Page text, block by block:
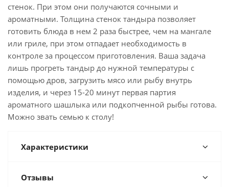
стенок. При этом они получаются сочными и
ароматными. Толщина стенок тандыра позволяет
готовить блюда в нем 2 раза быстрее, чем на мангале
или гриле, при этом отпадает необходимость в
контроле за процессом приготовления. Ваша задача
лишь прогреть тандыр до нужной температуры с
помощью дров, загрузить мясо или рыбу внутрь
изделия, и через 15-20 минут первая партия
ароматного шашлыка или подкопченной рыбы готова.
Можно звать семью к столу!
Характеристики
Отзывы